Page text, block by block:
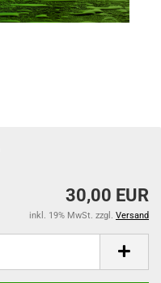
30,00 EUR
inkl. 19% MwSt. zzgl. Versand